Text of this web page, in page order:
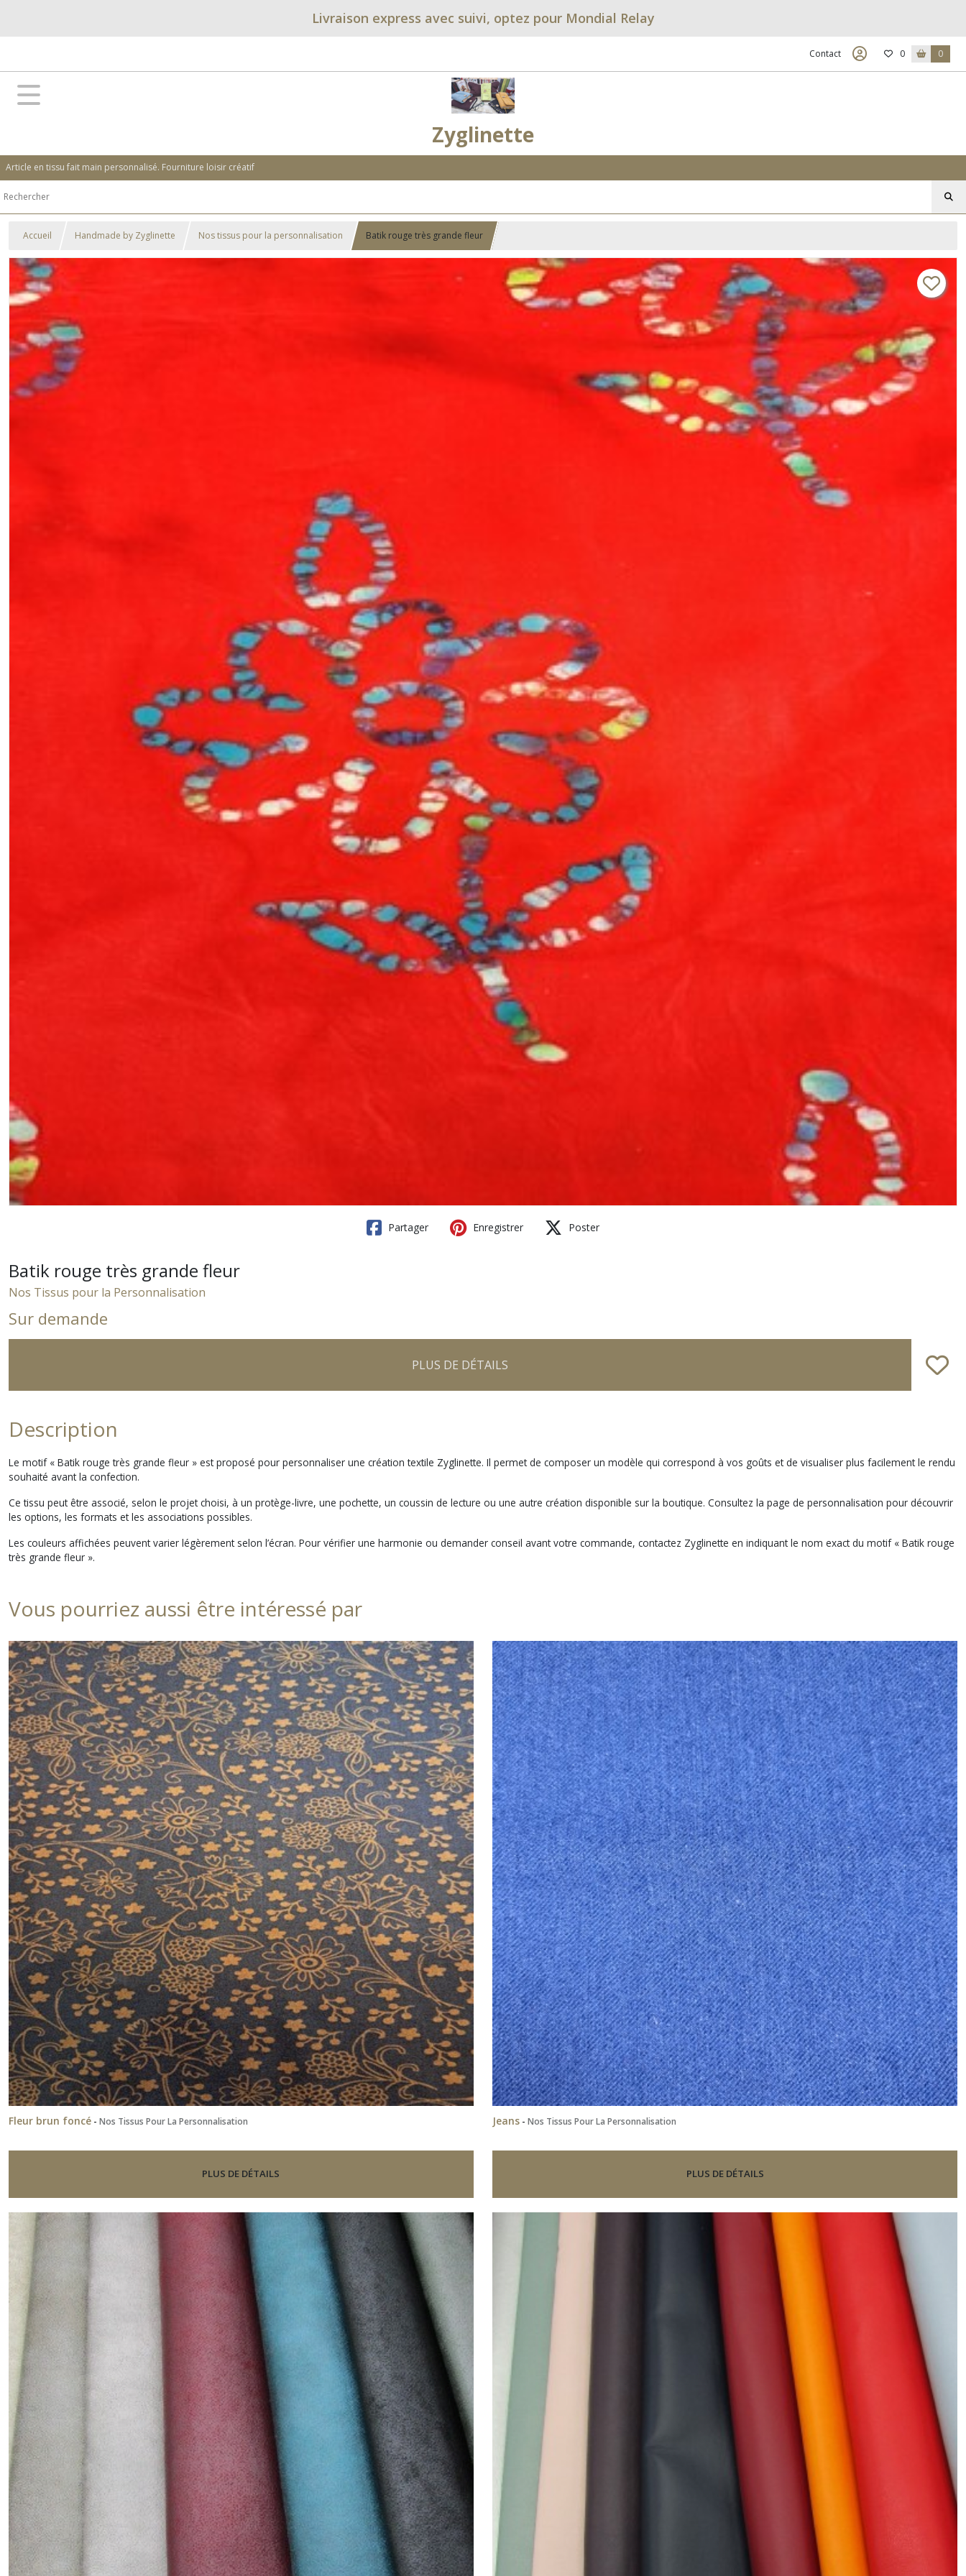
Livraison express avec suivi, optez pour Mondial Relay
Contact 0 0
Zyglinette
Article en tissu fait main personnalisé. Fourniture loisir créatif
Accueil Handmade by Zyglinette Nos tissus pour la personnalisation Batik rouge très grande fleur
Partager Enregistrer Poster
Batik rouge très grande fleur
Nos Tissus pour la Personnalisation
Sur demande
PLUS DE DÉTAILS
Description
Le motif « Batik rouge très grande fleur » est proposé pour personnaliser une création textile Zyglinette. Il permet de composer un modèle qui correspond à vos goûts et de visualiser plus facilement le rendu
souhaité avant la confection.
Ce tissu peut être associé, selon le projet choisi, à un protège-livre, une pochette, un coussin de lecture ou une autre création disponible sur la boutique. Consultez la page de personnalisation pour découvrir
les options, les formats et les associations possibles.
Les couleurs affichées peuvent varier légèrement selon l’écran. Pour vérifier une harmonie ou demander conseil avant votre commande, contactez Zyglinette en indiquant le nom exact du motif « Batik rouge
très grande fleur ».
Vous pourriez aussi être intéressé par
Fleur brun foncé - Nos Tissus Pour La Personnalisation
PLUS DE DÉTAILS
Jeans -Nos Tissus Pour La Personnalisation
PLUS DE DÉTAILS